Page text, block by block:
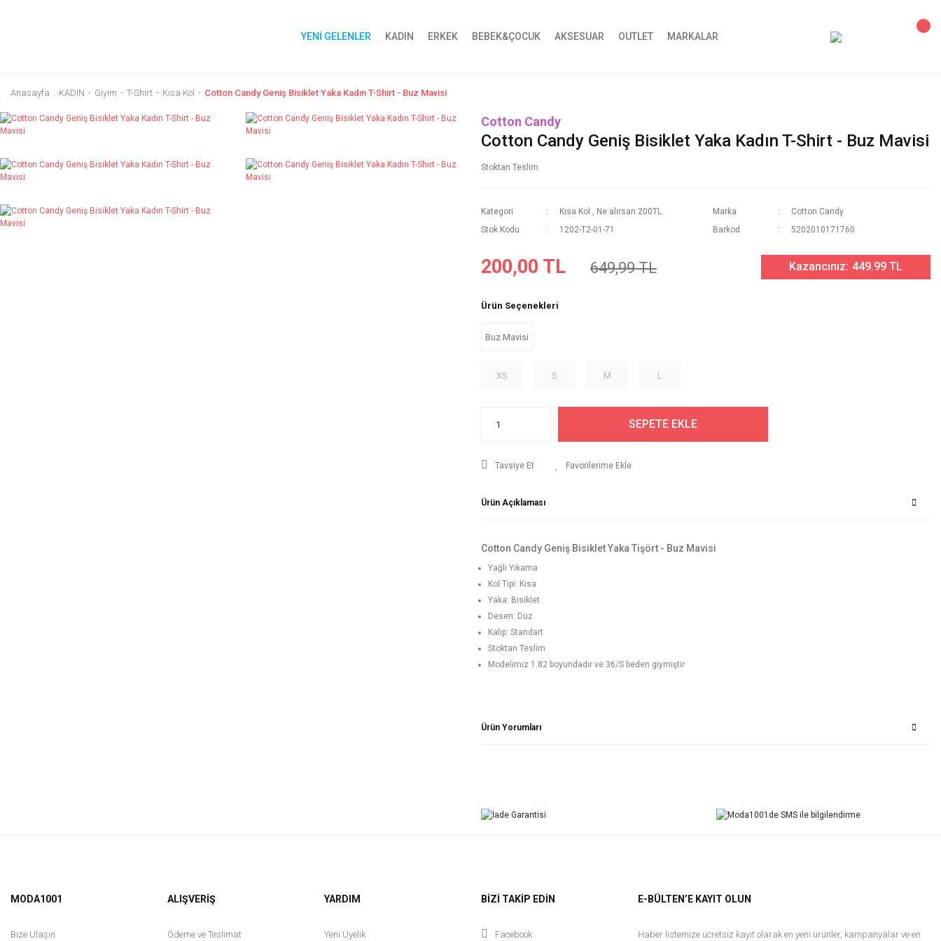
YENİ GELENLER KADIN ERKEK BEBEK&ÇOCUK AKSESUAR OUTLET MARKALAR
Anasayfa KADIN Giyim T-Shirt Kısa Kol Cotton Candy Geniş Bisiklet Yaka Kadın T-Shirt - Buz Mavisi
Cotton Candy
Cotton Candy Geniş Bisiklet Yaka Kadın T-Shirt - Buz Mavisi
Stoktan Teslim
Kategori Kısa Kol , Ne alırsan 200TL Marka
Cotton Candy
Stok Kodu
1202-T2-01-71 Barkod 5202010171760
200,00 TL 649,99 TL Kazancınız: 449.99 TL
Ürün Seçenekleri
Buz Mavisi
XS S M L
SEPETE EKLE
Tavsiye Et
Ürün Açıklaması
Cotton Candy Geniş Bisiklet Yaka Tişört - Buz Mavisi
Yağlı Yıkama
Kol Tipi: Kısa
Yaka: Bisiklet
Desen: Düz
Kalıp: Standart
Stoktan Teslim
Modelimiz 1.82 boyundadır ve 36/S beden giymiştir
Ürün Yorumları
Yorum Yaz
MODA1001
Bize Ulaşın
ALIŞVERİŞ
Ödeme ve Teslimat
YARDIM
Yeni Üyelik
BİZİ TAKİP EDİN
Facebook
E-BÜLTEN’E KAYIT OLUN
Haber listemize ücretsiz kayıt olarak en yeni ürünler, kampanyalar ve en